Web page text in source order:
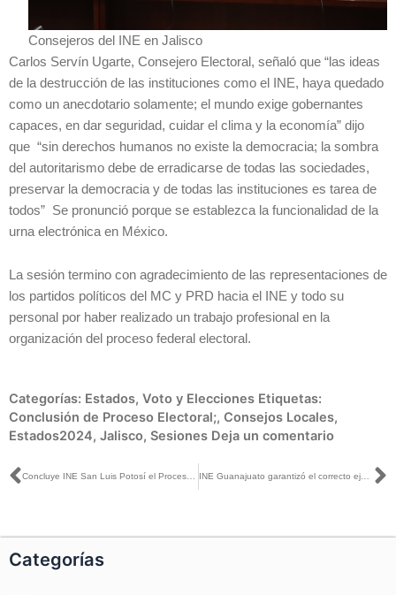
Consejeros del INE en Jalisco
Carlos Servín Ugarte, Consejero Electoral, señaló que “las ideas
de la destrucción de las instituciones como el INE, haya quedado
como un anecdotario solamente; el mundo exige gobernantes
capaces, en dar seguridad, cuidar el clima y la economía” dijo
que “sin derechos humanos no existe la democracia; la sombra
del autoritarismo debe de erradicarse de todas las sociedades,
preservar la democracia y de todas las instituciones es tarea de
todos” Se pronunció porque se establezca la funcionalidad de la
urna electrónica en México.
La sesión termino con agradecimiento de las representaciones de
los partidos políticos del MC y PRD hacia el INE y todo su
personal por haber realizado un trabajo profesional en la
organización del proceso federal electoral.
Categorías: Estados, Voto y Elecciones Etiquetas:
Conclusión de Proceso Electoral;, Consejos Locales,
Estados2024, Jalisco, Sesiones Deja un comentario
Ant INE Guanajuato garantizó el correcto ejercicio de los derechos político – electorales durante el Proceso Electoral 2023 – 2024
Categorías